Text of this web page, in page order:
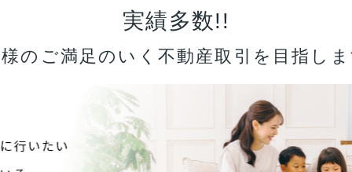
実績多数!!
のご満足のいく不動産取引を目指し